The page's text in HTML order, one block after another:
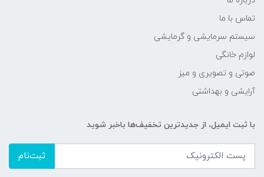
تماس با ما
سیستم سرمایشی و گرمایشی
لوازم خانگی
صوتی و تصویری و میز
آرایشی و بهداشتی
با ثبت ایمیل، از جدید‌ترین تخفیف‌ها با‌خبر شوید
ثبت‌نام